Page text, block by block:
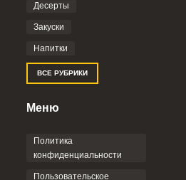
Десерты
Закуски
Напитки
ВСЕ РУБРИКИ
Меню
Политика
конфиденциальности
Пользовательское
РЕГИСТРАЦИЯ
Войдите
социальных сетей:
или